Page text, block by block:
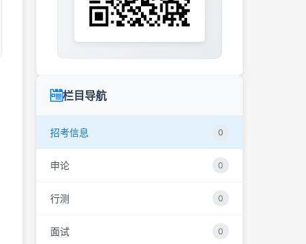
栏目导航
招考信息 0
申论 0
行测 0
面试 0